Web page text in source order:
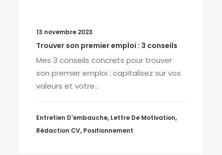
13 novembre 2023
Trouver son premier emploi : 3 conseils
Mes 3 conseils concrets pour trouver
son premier emploi : capitalisez sur vos
valeurs et votre…
Entretien D'embauche, Lettre De Motivation,
Rédaction CV, Positionnement